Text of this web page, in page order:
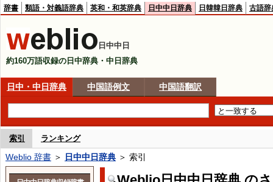
辞書 類語・対義語辞典 英和・和英辞典 日中中日辞典 日韓韓日辞典 古語辞
日中中日
約160万語収録の日中辞典・中日辞典
日中・中日辞典 中国語例文 中国語翻訳
索引 ランキング
Weblio 辞書 ＞ 日中中日辞典 ＞ 索引